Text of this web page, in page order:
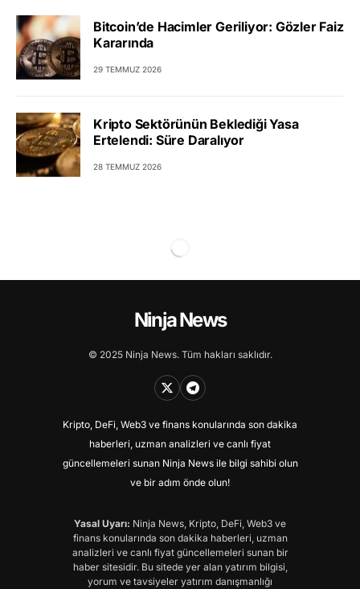
Bitcoin’de Hacimler Geriliyor: Gözler Faiz
Kararında
29 TEMMUZ 2026
Kripto Sektörünün Beklediği Yasa
Ertelendi: Süre Daralıyor
28 TEMMUZ 2026
Ninja News
© 2025 Ninja News. Tüm hakları saklıdır.
Kripto, DeFi, Web3 ve finans konularında son dakika
haberleri, uzman analizleri ve canlı fiyat
güncellemeleri sunan Ninja News ile bilgi sahibi olun
ve bir adım önde olun!
Yasal Uyarı: Ninja News, Kripto, DeFi, Web3 ve
finans konularında son dakika haberleri, uzman
analizleri ve canlı fiyat güncellemeleri sunan bir
haber sitesidir. Bu sitede yer alan yatırım bilgisi,
yorum ve tavsiyeler yatırım danışmanlığı